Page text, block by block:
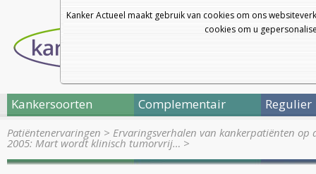
Kanker Actueel maakt gebruik van cookies om ons
cookies om u
Kankersoorten Complementair Regulier
Patiëntenervaringen > Ervaringsverhalen van kankerpatiënten op
2005: Mart wordt klinisch tumorvrij… >